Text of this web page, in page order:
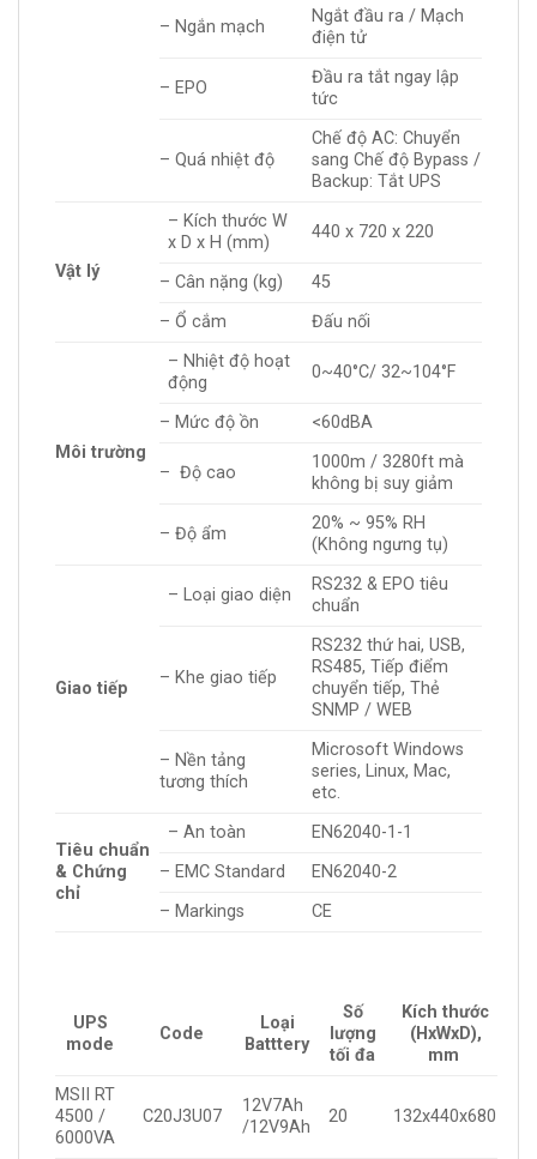
– Ngắn mạch
Ngắt đầu ra / Mạch
điện tử
– EPO
Đầu ra tắt ngay lập
tức
– Quá nhiệt độ
Chế độ AC: Chuyển
sang Chế độ Bypass /
Backup: Tắt UPS
Vật lý
– Kích thước W
x D x H (mm)
440 x 720 x 220
– Cân nặng (kg)
45
– Ổ cắm
Đấu nối
Môi trường
– Nhiệt độ hoạt
động
0~40°C/ 32~104°F
– Mức độ ồn <60dBA
– Độ cao
1000m / 3280ft mà
không bị suy giảm
– Độ ẩm
20% ~ 95% RH
(Không ngưng tụ)
Giao tiếp
– Loại giao diện
RS232 & EPO tiêu
chuẩn
– Khe giao tiếp
RS232 thứ hai, USB,
RS485, Tiếp điểm
chuyển tiếp, Thẻ
SNMP / WEB
– Nền tảng
tương thích
Microsoft Windows
series, Linux, Mac,
etc.
Tiêu chuẩn
& Chứng
chỉ
– An toàn
EN62040-1-1
– EMC Standard
EN62040-2
– Markings
CE
UPS
mode
Code
Loại
Batttery
Số
lượng
tối đa
Kích thước
(HxWxD),
mm
MSII RT
4500 /
6000VA
C20J3U07
12V7Ah
/12V9Ah
20 132x440x680